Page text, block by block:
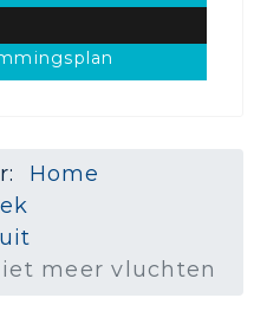
Home
meer vluchten